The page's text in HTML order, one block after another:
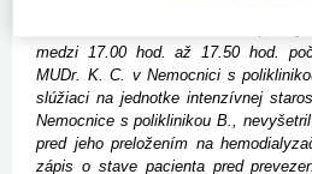
medzi 17.00 hod. až 17.50 hod.
MUDr. K. C. v Nemocnici s
slúžiaci na jednotke intenzívnej
Nemocnice s poliklinikou B.,
pred jeho preložením na
zápis o stave pacienta pred